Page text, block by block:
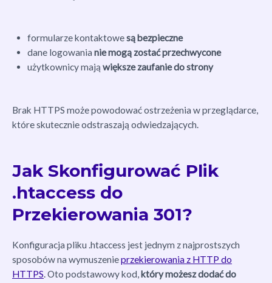
formularze kontaktowesą bezpieczne
dane logowania nie mogą zostać przechwycone
użytkownicy mają większe zaufanie do strony
Brak HTTPS może powodować ostrzeżenia w przeglądarce,
które skutecznie odstraszają odwiedzających.
Jak Skonfigurować Plik
.htaccess do
Przekierowania 301?
Konfiguracja pliku .htaccess jest jednym z najprostszych
sposobów na wymuszenieprzekierowania z HTTP do
HTTPS. Oto podstawowy kod,który możesz dodać do